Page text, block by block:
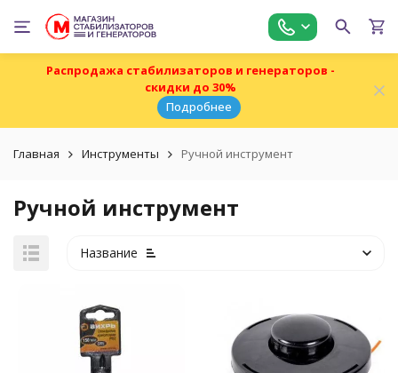
Распродажа стабилизаторов и генераторов -
скидки до 30%
Подробнее
Главная Инструменты Ручной инструмент
Ручной инструмент
Название